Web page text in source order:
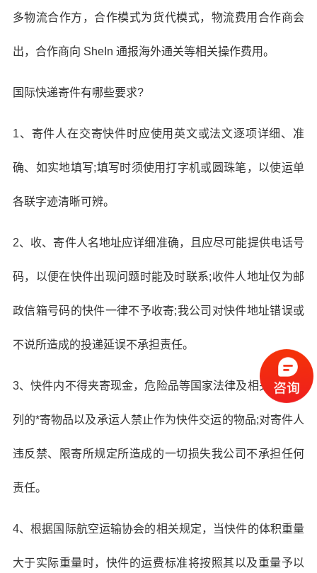
多物流合作方，合作模式为货代模式，物流费用合作商会
出，合作商向 SheIn 通报海外通关等相关操作费用。
国际快递寄件有哪些要求?
1、寄件人在交寄快件时应使用英文或法文逐项详细、准
确、如实地填写;填写时须使用打字机或圆珠笔，以使运单
各联字迹清晰可辨。
2、收、寄件人名地址应详细准确，且应尽可能提供电话号
码，以便在快件出现问题时能及时联系;收件人地址仅为邮
政信箱号码的快件一律不予收寄;我公司对快件地址错误或
不说所造成的投递延误不承担责任。
3、快件内不得夹寄现金，危险品等国家法律及相关规定所
列的*寄物品以及承运人禁止作为快件交运的物品;对寄件人
违反禁、限寄所规定所造成的一切损失我公司不承担任何
责任。
4、根据国际航空运输协会的相关规定，当快件的体积重量
大于实际重量时，快件的运费标准将按照其以及重量予以